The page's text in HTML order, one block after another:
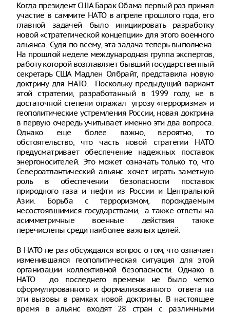
Когда президент США Барак Обама первый раз принял
участие в саммите НАТО в апреле прошлого года, его
главной задачей было инициировать разработку
новой «стратегической концепции» для этого военного
альянса. Судя по всему, эта задача теперь выполнена.
На прошлой неделе международная группа экспертов,
работу которой возглавляет бывший государственный
секретарь США Мадлен Олбрайт, представила новую
доктрину для НАТО. Поскольку предыдущий вариант
этой стратегии, разработанный в 1999 году, не в
достаточной степени отражал угрозу «терроризма» и
геополитические устремления России, новая доктрина
в первую очередь учитывает именно эти два вопроса.
Однако еще более важно, вероятно, то
обстоятельство, что часть новой стратегии НАТО
предусматривает обеспечение надежных поставок
энергоносителей. Это может означать только то, что
Североатлантический альянс хочет играть заметную
роль в обеспечении безопасности поставок
природного газа и нефти из России и Центральной
Азии. Борьба с терроризмом, порождаемым
несостоявшимися государствами, а также ответы на
асимметричные военные действия также
перечислены среди наиболее важных целей.
В НАТО не раз обсуждался вопрос о том, что означает
изменившаяся геополитическая ситуация для этой
организации коллективной безопасности. Однако в
НАТО до последнего времени не было четко
сформулированного и формализованного ответа на
эти вызовы в рамках новой доктрины. В настоящее
время в альянс входят 28 стран с различными